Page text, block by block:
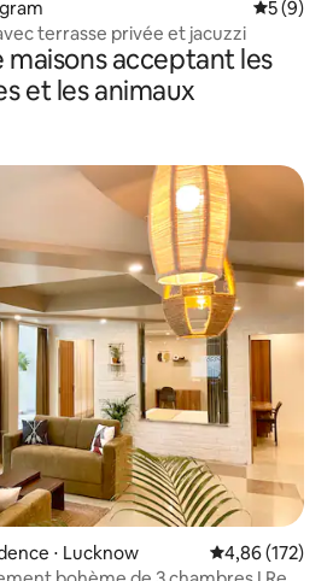
5 (9)
terrasse privée et jacuzzi
maisons acceptant les
et les animaux
⋅ Lucknow Évaluation
4,86 (172)